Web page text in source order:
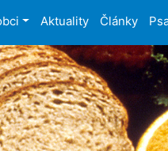
Aktuality Články